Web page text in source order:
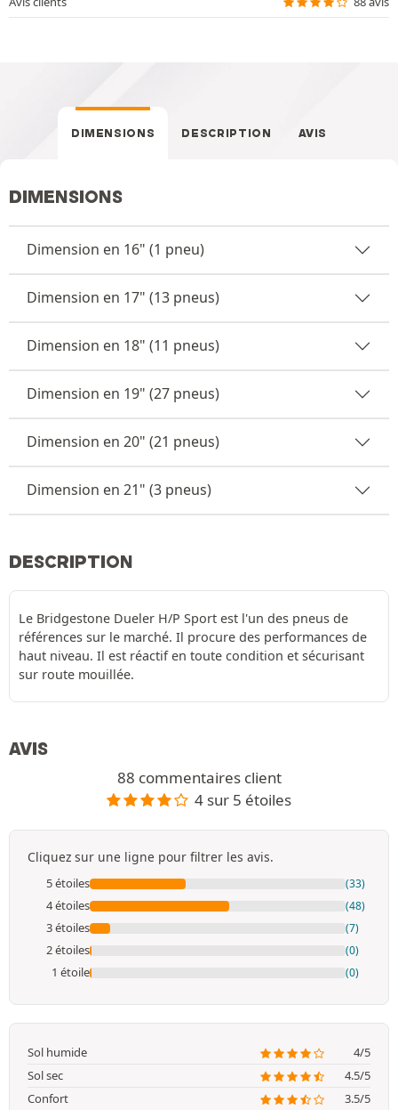
DIMENSIONS DESCRIPTION AVIS
DIMENSIONS
Dimension en 16" (1 pneu)
Dimension en 17" (13 pneus)
Dimension en 18" (11 pneus)
Dimension en 19" (27 pneus)
Dimension en 20" (21 pneus)
Dimension en 21" (3 pneus)
DESCRIPTION
Le Bridgestone Dueler H/P Sport est l'un des pneus de
références sur le marché. Il procure des performances de
haut niveau. Il est réactif en toute condition et sécurisant
sur route mouillée.
AVIS
88 commentaires client
4 sur 5 étoiles
Cliquez sur une ligne pour filtrer les avis.
5 étoiles (33)
4 étoiles (48)
3 étoiles (7)
2 étoiles (0)
1 étoile (0)
Sol humide
4/5
Sol sec
4.5/5
Confort
3.5/5